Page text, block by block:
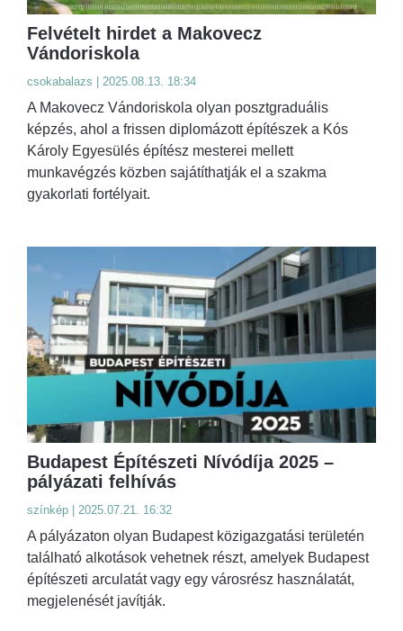
Felvételt hirdet a Makovecz
Vándoriskola
csokabalazs | 2025.08.13. 18:34
A Makovecz Vándoriskola olyan posztgraduális
képzés, ahol a frissen diplomázott építészek a Kós
Károly Egyesülés építész mesterei mellett
munkavégzés közben sajátíthatják el a szakma
gyakorlati fortélyait.
Budapest Építészeti Nívódíja 2025 –
pályázati felhívás
színkép | 2025.07.21. 16:32
A pályázaton olyan Budapest közigazgatási területén
található alkotások vehetnek részt, amelyek Budapest
építészeti arculatát vagy egy városrész használatát,
megjelenését javítják.